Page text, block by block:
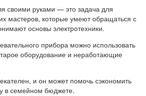
своими руками — это задача для
мастеров, которые умеют обращаться с
основы электротехники.
прибора можно использовать
оборудование и неработающие
и он может помочь сэкономить
в семейном бюджете.